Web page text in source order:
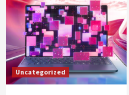
Uncategorized